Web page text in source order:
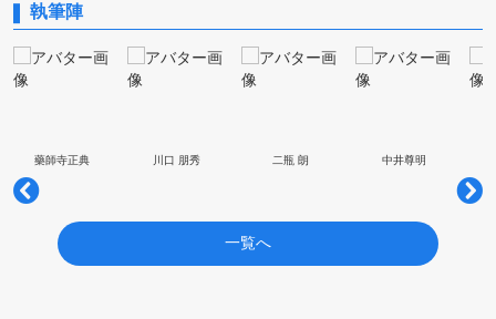
執筆陣
藥師寺正典 川口 朋秀 二瓶 朗 中井尊明
一覧へ